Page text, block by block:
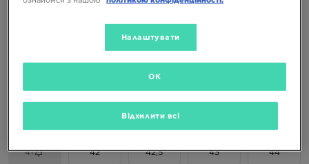
Вибери розмір
41 42 42,5 43 44
Налаштувати
Відхилити всі
OK